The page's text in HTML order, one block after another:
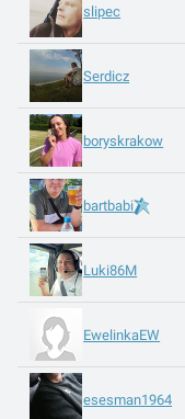
slipec
Serdicz
boryskrakow
bartbabi
Luki86M
EwelinkaEW
esesman1964